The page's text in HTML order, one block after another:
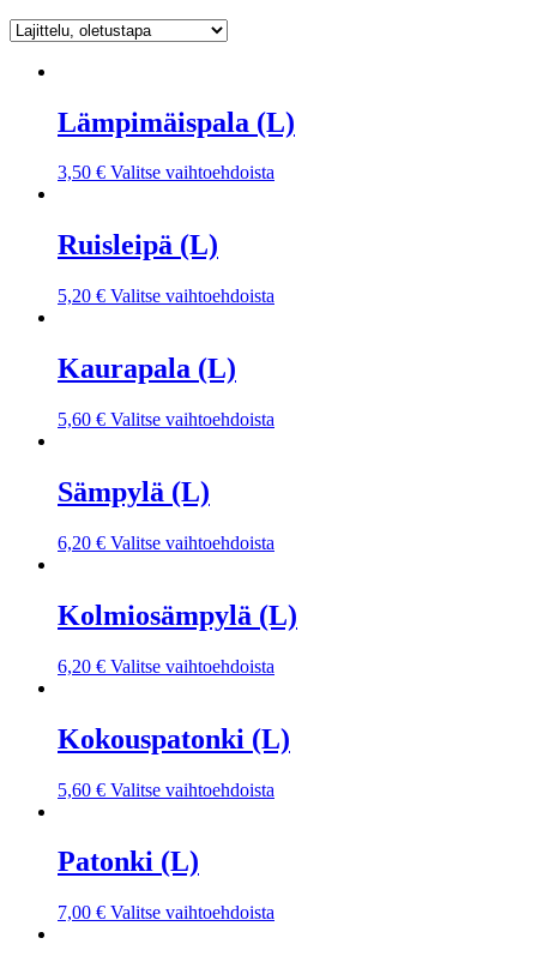
Lämpimäispala (L)
3,50 € Valitse vaihtoehdoista
Ruisleipä (L)
5,20 € Valitse vaihtoehdoista
Kaurapala (L)
5,60 € Valitse vaihtoehdoista
Sämpylä (L)
6,20 € Valitse vaihtoehdoista
Kolmiosämpylä (L)
6,20 € Valitse vaihtoehdoista
Kokouspatonki (L)
5,60 € Valitse vaihtoehdoista
Patonki (L)
7,00 € Valitse vaihtoehdoista